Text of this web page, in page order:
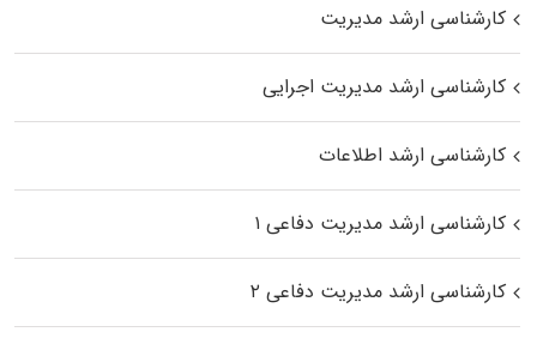
کارشناسی ارشد مدیریت
کارشناسی ارشد مدیریت اجرایی
کارشناسی ارشد اطلاعات
کارشناسی ارشد مدیریت دفاعی ۱
کارشناسی ارشد مدیریت دفاعی ۲